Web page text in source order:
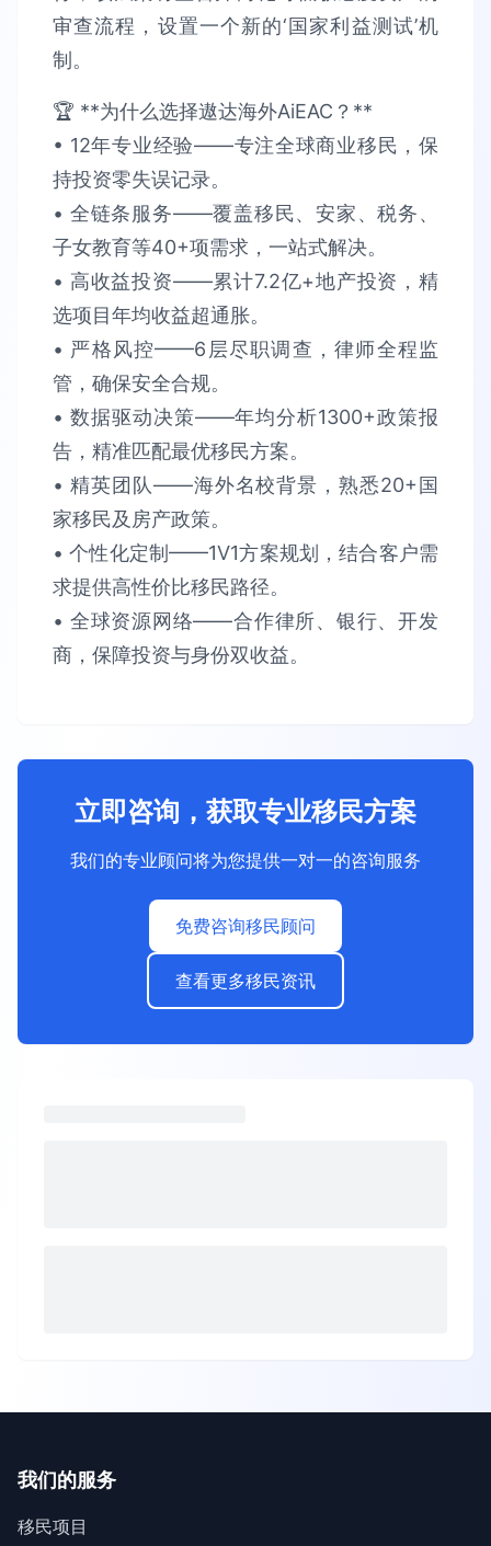
审查流程，设置一个新的‘国家利益测试’机
制。
🏆 **为什么选择遨达海外AiEAC？**​​
• 12年专业经验​​——专注全球商业移民，保
持​​投资零失误​​记录。
• 全链条服务​​——覆盖移民、安家、税务、
子女教育等40+项需求，​​一站式解决​​。​​
• 高收益投资​​——累计​​7.2亿+​​地产投资，精
选项目​​年均收益超通胀​​。​​
• 严格风控​​——6层尽职调查，律师全程监
管，确保​​安全合规​​。​​
• 数据驱动决策​​——年均分析​​1300+政策报
告​​，精准匹配最优移民方案。​​
• 精英团队​​——海外名校背景，熟悉​​20+国
家​​移民及房产政策。​​
• 个性化定制​​——1V1方案规划，结合客户需
求提供​​高性价比​​移民路径。​​
• 全球资源网络​​——合作律所、银行、开发
商，保障​​投资与身份双收益​​。
立即咨询，获取专业移民方案
我们的专业顾问将为您提供一对一的咨询服务
免费咨询移民顾问
查看更多移民资讯
我们的服务
移民项目